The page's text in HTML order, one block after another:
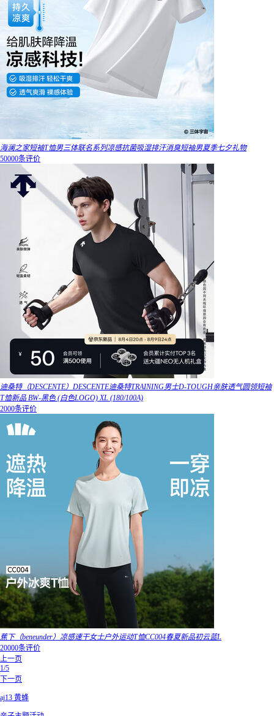
海澜之家短袖T恤男三体联名系列凉感抗菌吸湿排汗消臭短袖男夏季七夕礼物
50000条评价
迪桑特（DESCENTE）DESCENTE迪桑特TRAINING男士D-TOUGH亲肤透气圆领短袖
T恤新品 BW-黑色 (白色LOGO) XL (180/100A)
2000条评价
蕉下（beneunder）凉感速干女士户外运动T恤CC004春夏新品初云蓝L
20000条评价
上一页
1/5
下一页
aj13 黄蜂